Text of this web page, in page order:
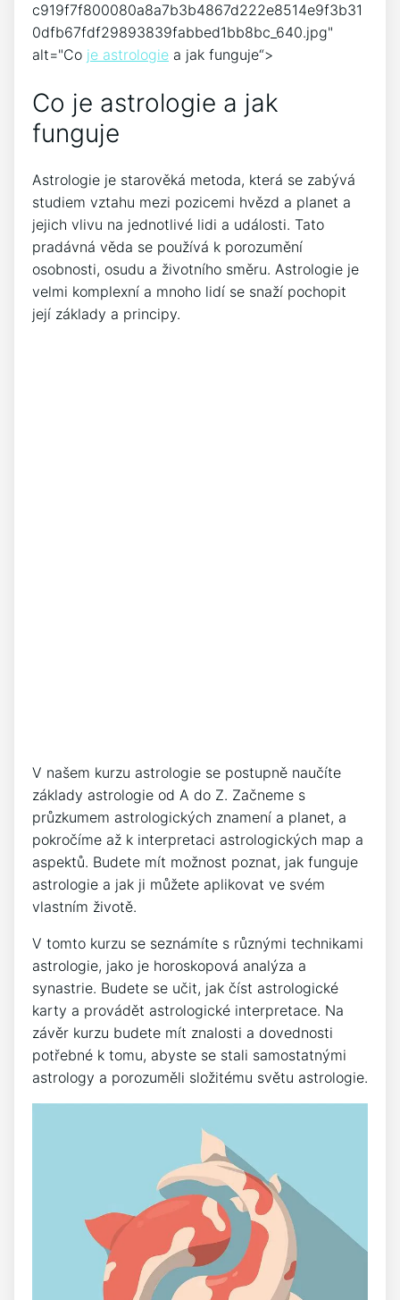
c919f7f800080a8a7b3b4867d222e8514e9f3b31
0dfb67fdf29893839fabbed1bb8bc_640.jpg"
alt="Co je astrologie a jak funguje“>
Co je astrologie a jak
funguje
Astrologie je starověká metoda, která se zabývá
studiem vztahu mezi pozicemi hvězd a planet a
jejich vlivu na jednotlivé lidi a události. Tato
pradávná věda se používá k porozumění
osobnosti, osudu a životního směru. Astrologie je
velmi komplexní a mnoho lidí se snaží pochopit
její základy a principy.
V našem kurzu astrologie se postupně naučíte
základy astrologie od A do Z. Začneme s
průzkumem astrologických znamení a planet, a
pokročíme až k interpretaci astrologických map a
aspektů. Budete mít možnost poznat, jak funguje
astrologie a jak ji můžete aplikovat ve svém
vlastním životě.
V tomto kurzu se seznámíte s různými technikami
astrologie, jako je horoskopová analýza a
synastrie. Budete se učit, jak číst astrologické
karty a provádět astrologické interpretace. Na
závěr kurzu budete mít znalosti a dovednosti
potřebné k tomu, abyste se stali samostatnými
astrology a porozuměli složitému světu astrologie.